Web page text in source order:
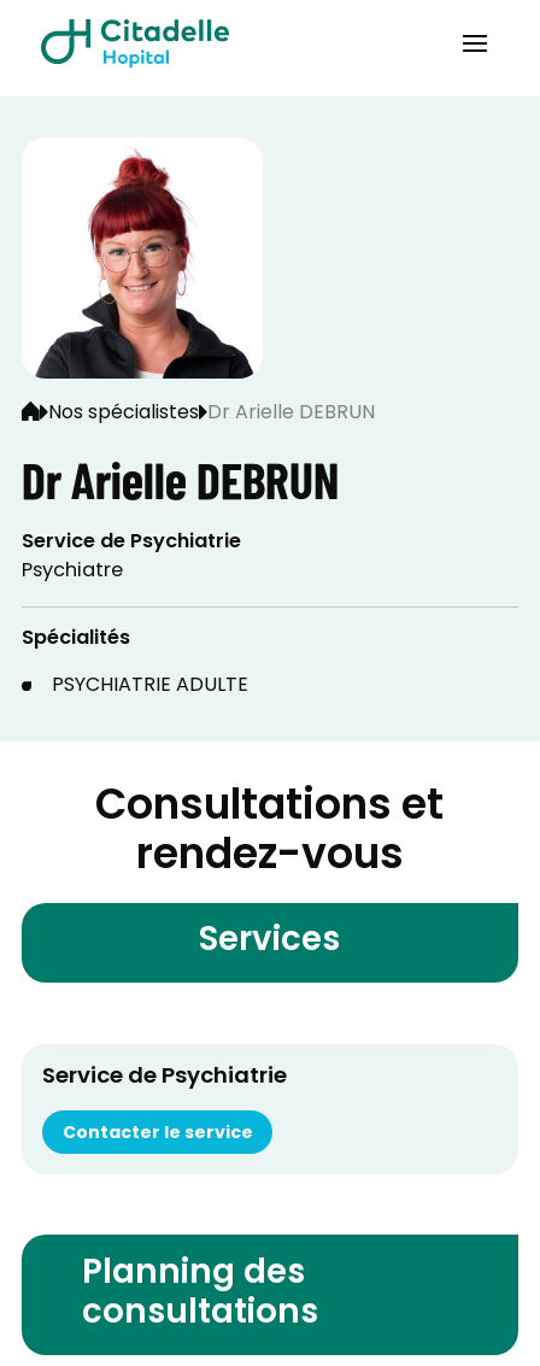
Nos spécialistes Dr Arielle DEBRUN
Dr Arielle DEBRUN
Service de Psychiatrie
Psychiatre
Spécialités
PSYCHIATRIE ADULTE
Consultations et
rendez-vous
Services
Service de Psychiatrie
Contacter le service
Planning des
consultations